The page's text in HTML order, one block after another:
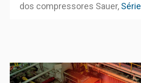
dos compressores Sauer,